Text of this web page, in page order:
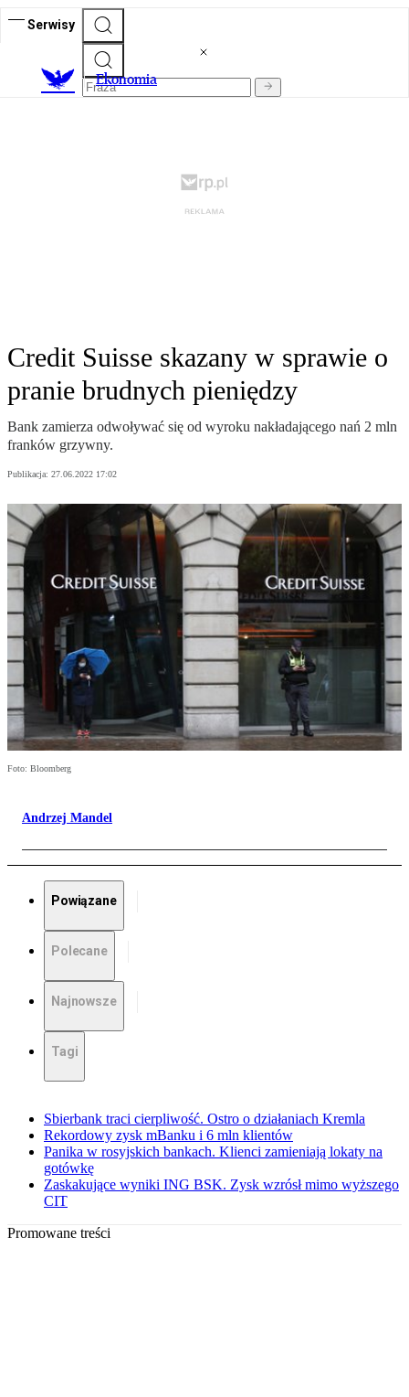
Serwisy
Ekonomia
Credit Suisse skazany w sprawie o
pranie brudnych pieniędzy
Bank zamierza odwoływać się od wyroku nakładającego nań 2 mln
franków grzywny.
Publikacja: 27.06.2022 17:02
Foto: Bloomberg
Andrzej Mandel
Powiązane
Polecane
Najnowsze
Tagi
Sbierbank traci cierpliwość. Ostro o działaniach Kremla
Rekordowy zysk mBanku i 6 mln klientów
Panika w rosyjskich bankach. Klienci zamieniają lokaty na
gotówkę
Zaskakujące wyniki ING BSK. Zysk wzrósł mimo wyższego
CIT
Promowane treści